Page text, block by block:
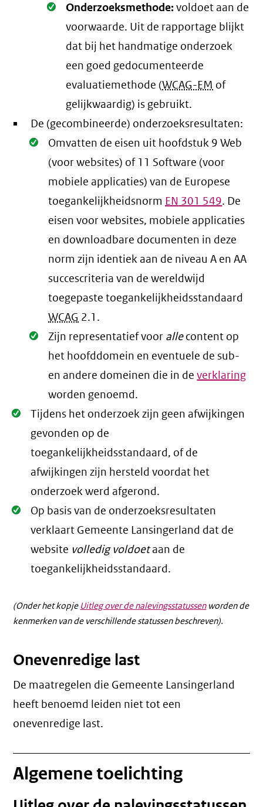
Oké.
Onderzoeksmethode:voldoet aan de
voorwaarde. Uit de rapportage blijkt
dat bij het handmatige onderzoek
een goed gedocumenteerde
evaluatiemethode (WCAG-EM of
gelijkwaardig) is gebruikt.
De (gecombineerde) onderzoeksresultaten:
Oké.
Omvatten de eisen uit hoofdstuk 9 Web
(voor websites) of 11 Software (voor
mobiele applicaties) van de Europese
toegankelijkheidsnorm EN 301 549. De
eisen voor websites, mobiele applicaties
en downloadbare documenten in deze
norm zijn identiek aan de niveau A en AA
succescriteria van de wereldwijd
toegepaste toegankelijkheidsstandaard
WCAG 2.1 .
Oké.
Zijn representatief voor allecontent op
het hoofddomein en eventuele de sub-
en andere domeinen die in deverklaring
worden genoemd.
Oké.
Tijdens het onderzoek zijn geen afwijkingen
gevonden op de
toegankelijkheidsstandaard, of de
afwijkingen zijn hersteld voordat het
onderzoek werd afgerond.
Oké.
Op basis van de onderzoeksresultaten
verklaart Gemeente Lansingerland dat de
website volledig voldoetaan de
toegankelijkheidsstandaard.
(Onder het kopje Uitleg over de nalevingsstatussenworden de
kenmerken van de verschillende statussen beschreven).
Onevenredige last
De maatregelen die Gemeente Lansingerland
heeft benoemd leiden niet tot een
onevenredige last.
Algemene toelichting